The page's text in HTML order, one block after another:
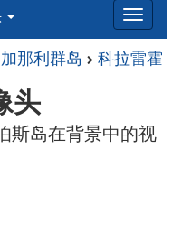
加那利群岛 科拉雷霍
头
斯岛在背景中的视